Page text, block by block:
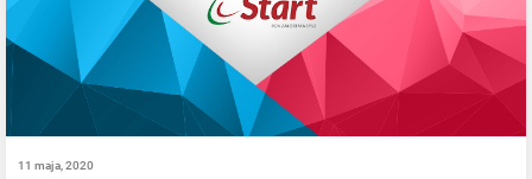
11 maja, 2020